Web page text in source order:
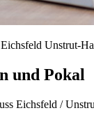
und Pokal
Eichsfeld /